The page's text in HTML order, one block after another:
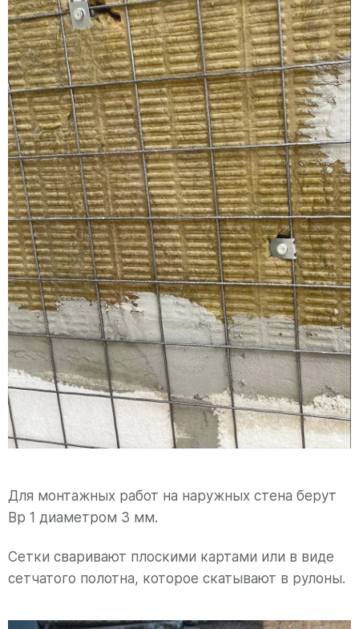
Для монтажных работ на наружных стена берут
Вр 1 диаметром 3 мм.
Сетки сваривают плоскими картами или в виде
сетчатого полотна, которое скатывают в рулоны.